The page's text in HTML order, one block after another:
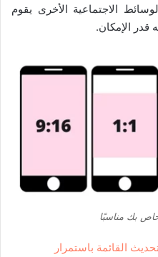
الاجتماعية الأخرى يقوم
قدر الإمكان.
بك مناسبًا